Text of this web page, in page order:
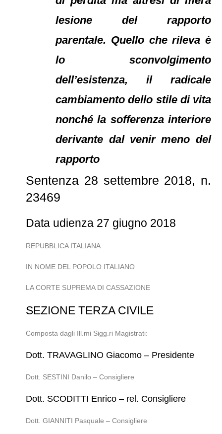
lesione del rapporto
parentale. Quello che rileva è
lo sconvolgimento
dell’esistenza, il radicale
cambiamento dello stile di vita
nonché la sofferenza interiore
derivante dal venir meno del
rapporto
Sentenza 28 settembre 2018, n.
23469
Data udienza 27 giugno 2018
REPUBBLICA ITALIANA
IN NOME DEL POPOLO ITALIANO
LA CORTE SUPREMA DI CASSAZIONE
SEZIONE TERZA CIVILE
Composta dagli Ill.mi Sigg.ri Magistrati:
Dott. TRAVAGLINO Giacomo – Presidente
Dott. SESTINI Danilo – Consigliere
Dott. SCODITTI Enrico – rel. Consigliere
Dott. GIANNITI Pasquale – Consigliere